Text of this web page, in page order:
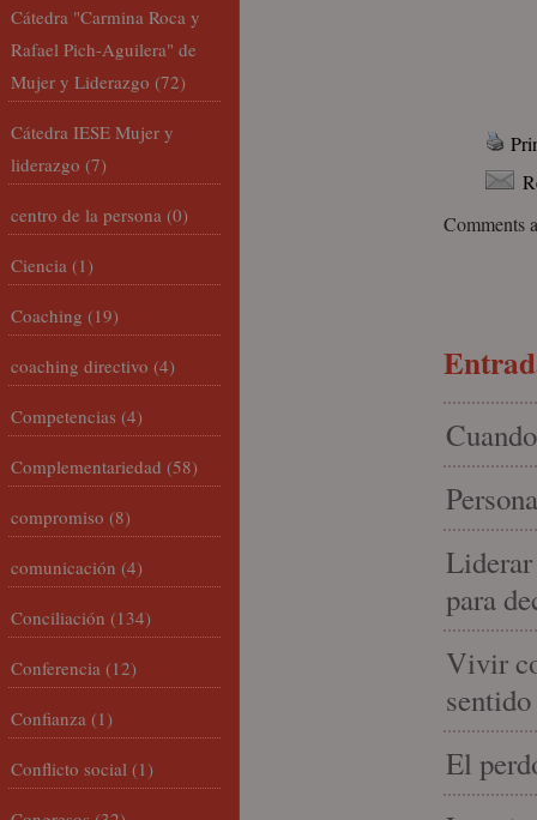
Comments
para
Vivir
El
Cátedra "Carmina Roca y
Rafael Pich-Aguilera" de
Mujer y Liderazgo (72)
Cátedra IESE Mujer y
liderazgo (7)
centro de la persona (0)
Ciencia (1)
Coaching (19)
coaching directivo (4)
Competencias (4)
Complementariedad (58)
compromiso (8)
comunicación (4)
Conciliación (134)
Conferencia (12)
Confianza (1)
Conflicto social (1)